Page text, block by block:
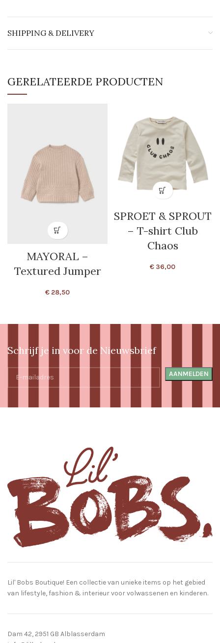
SHIPPING & DELIVERY
GERELATEERDE PRODUCTEN
MAYORAL –
Textured Jumper
€ 28,50
SPROET & SPROUT
– T-shirt Club
Chaos
€ 36,00
Schrijf je in voor de Nieuwsbrief
Lil' Bobs Boutique! Een collectie van unieke items op het gebied
van lifestyle, fashion & interieur voor volwassenen en kinderen.
Dam 42, 2951 GB Alblasserdam